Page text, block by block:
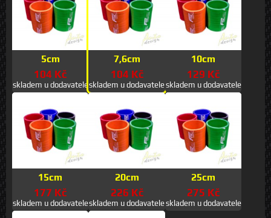
5cm
104 Kč
skladem u dodavatele
7,6cm
104 Kč
skladem u dodavatele
10cm
129 Kč
skladem u dodavatele
15cm
177 Kč
skladem u dodavatele
20cm
226 Kč
skladem u dodavatele
25cm
275 Kč
skladem u dodavatele